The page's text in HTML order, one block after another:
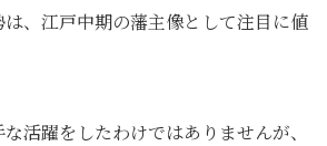
は、江戸中期の藩主像として注目に値
活躍をしたわけではありませんが、